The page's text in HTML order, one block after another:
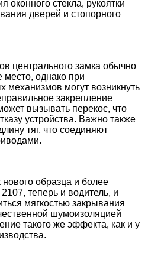
оконного стекла, рукоятки
дверей и стопорного
центрального замка обычно
место, однако при
механизмов могут возникнуть
закрепление
вызывать перекос, что
устройства. Важно также
тяг, что соединяют
образца и более
теперь и водитель, и
мягкостью закрывания
шумоизоляцией
такого же эффекта, как и у